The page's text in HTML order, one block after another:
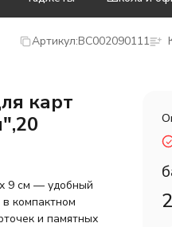
Артикул:BC002090111
карт
9 см — удобный
компактном
и памятных